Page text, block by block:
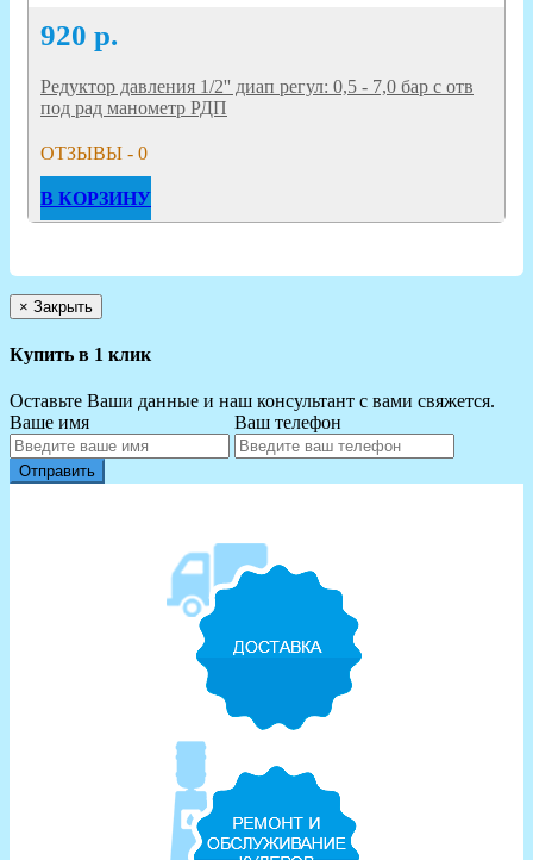
920 р.
Редуктор давления 1/2'' диап регул: 0,5 - 7,0 бар с отв
под рад манометр РДП
ОТЗЫВЫ - 0
В КОРЗИНУ
× Закрыть
Купить в 1 клик
Оставьте Ваши данные и наш консультант с вами свяжется.
Ваше имя
Ваш телефон
Отправить